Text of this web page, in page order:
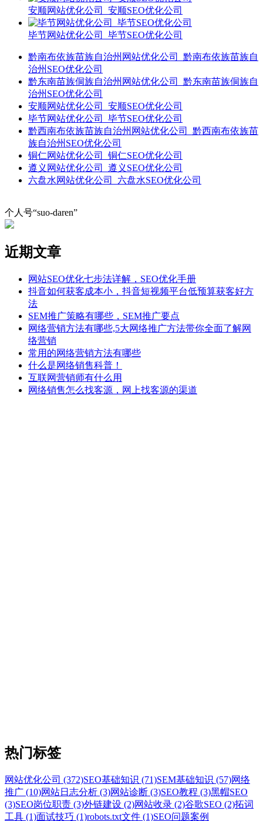
安顺网站优化公司_安顺SEO优化公司
毕节网站优化公司_毕节SEO优化公司
黔南布依族苗族自治州网站优化公司_黔南布依族苗族自
治州SEO优化公司
黔东南苗族侗族自治州网站优化公司_黔东南苗族侗族自
治州SEO优化公司
安顺网站优化公司_安顺SEO优化公司
毕节网站优化公司_毕节SEO优化公司
黔西南布依族苗族自治州网站优化公司_黔西南布依族苗
族自治州SEO优化公司
铜仁网站优化公司_铜仁SEO优化公司
遵义网站优化公司_遵义SEO优化公司
六盘水网站优化公司_六盘水SEO优化公司
个人号“suo-daren”
近期文章
网站SEO优化七步法详解，SEO优化手册
抖音如何获客成本小，抖音短视频平台低预算获客好方
法
SEM推广策略有哪些，SEM推广要点
网络营销方法有哪些,5大网络推广方法带你全面了解网
络营销
常用的网络营销方法有哪些
什么是网络销售科普！
互联网营销师有什么用
网络销售怎么找客源，网上找客源的渠道
热门标签
网站优化公司 (372)SEO基础知识 (71)SEM基础知识 (57)网络
推广 (10)网站日志分析 (3)网站诊断 (3)SEO教程 (3)黑帽SEO
(3)SEO岗位职责 (3)外链建设 (2)网站收录 (2)谷歌SEO (2)拓词
工具 (1)面试技巧 (1)robots.txt文件 (1)SEO问题案例